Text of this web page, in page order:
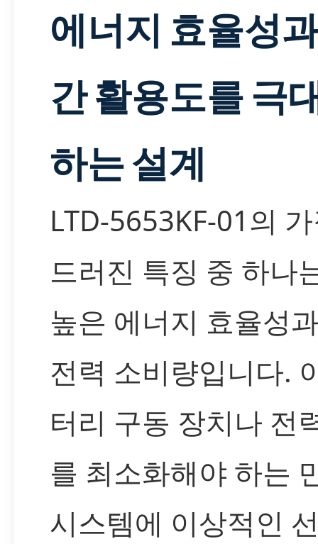
에너지 효율성
간 활용도를 극
하는 설계
LTD-5653KF-01의
드러진 특징 중 하나
높은 에너지 효율성
전력 소비량입니다.
터리 구동 장치나 전
를 최소화해야 하는
시스템에 이상적인